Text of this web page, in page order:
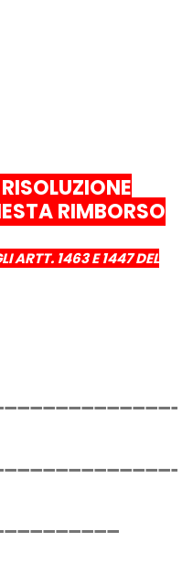
RIMBORSO
ARTT. 1463 E 1447 DEL